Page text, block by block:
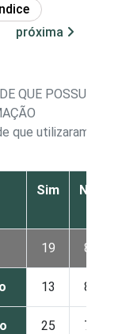
próxima
QUE POSSUEM
que utilizaram a
Sim Não
19 80
13 87
25 75